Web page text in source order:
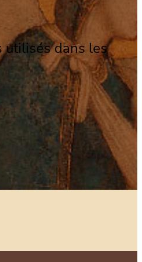
utilisés dans les